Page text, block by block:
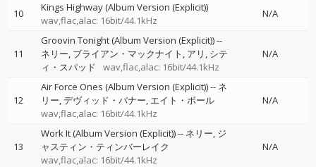
10
Kings Highway (Album Version (Explicit))
wav,flac,alac: 16bit/44.1kHz
N/A
11
Groovin Tonight (Album Version (Explicit))--
ネリー ブライアン・マックナイト アリ シテ
ィ・スパッド
wav,flac,alac: 16bit/44.1kHz
N/A
12
Air Force Ones (Album Version (Explicit))-- ネ
リー デヴィッド・バナー エイト・ボール
wav,flac,alac: 16bit/44.1kHz
N/A
13
Work It (Album Version (Explicit))-- ネリー ジ
ャスティン・ティンバーレイク
wav,flac,alac: 16bit/44.1kHz
N/A